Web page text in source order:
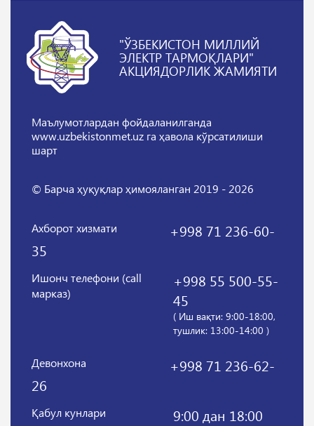
"ЎЗБЕКИСТОН МИЛЛИЙ
ЭЛЕКТР ТАРМОҚЛАРИ"
АКЦИЯДОРЛИК ЖАМИЯТИ
Маълумотлардан фойдаланилганда
www.uzbekistonmet.uz га ҳавола кўрсатилиши
шарт
© Барча ҳуқуқлар ҳимояланган 2019 - 2026
Ахборот хизмати
+998 71 236-60-
35
Ишонч телефони (call
марказ)
+998 55 500-55-
45
( Иш вақти: 9:00-18:00,
тушлик: 13:00-14:00 )
Девонхона
+998 71 236-62-
26
Қабул кунлари
9:00 дан 18:00